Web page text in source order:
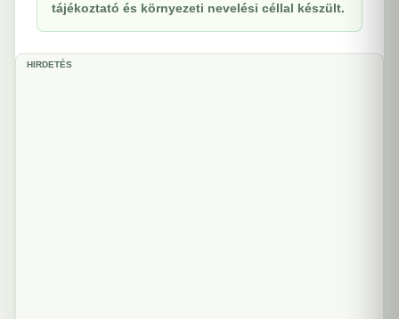
tájékoztató és környezeti nevelési céllal készült.
HIRDETÉS